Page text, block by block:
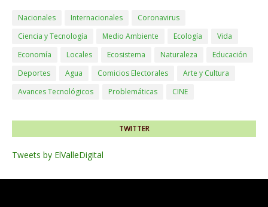
Nacionales Internacionales
Coronavirus
Ciencia y Tecnología
Medio Ambiente Ecología
Vida
Economía
Locales Ecosistema Naturaleza
Educación
Deportes
Agua Comicios Electorales
Arte y Cultura
Avances Tecnológicos
Problemáticas CINE
TWITTER
Tweets by ElValleDigital